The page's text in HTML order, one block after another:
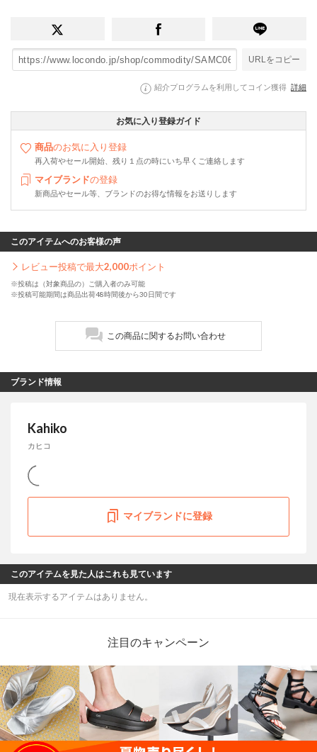
URLをコピー
紹介プログラムを利用してコイン獲得 詳細
お気に入り登録ガイド
商品のお気に入り登録
再入荷やセール開始、残り１点の時にいち早くご連絡します
マイブランドの登録
新商品やセール等、ブランドのお得な情報をお送りします
このアイテムへのお客様の声
レビュー投稿で最大2,000ポイント
※投稿は（対象商品の）ご購入者のみ可能
※投稿可能期間は商品出荷48時間後から30日間です
この商品に関するお問い合わせ
ブランド情報
Kahiko
カヒコ
マイブランドに登録
このアイテムを見た人はこれも見ています
現在表示するアイテムはありません。
注目のキャンペーン